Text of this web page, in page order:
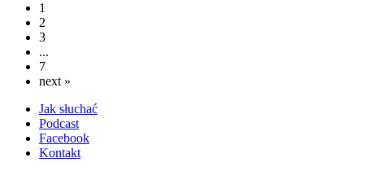
1
2
3
...
7
next »
Jak słuchać
Podcast
Facebook
Kontakt